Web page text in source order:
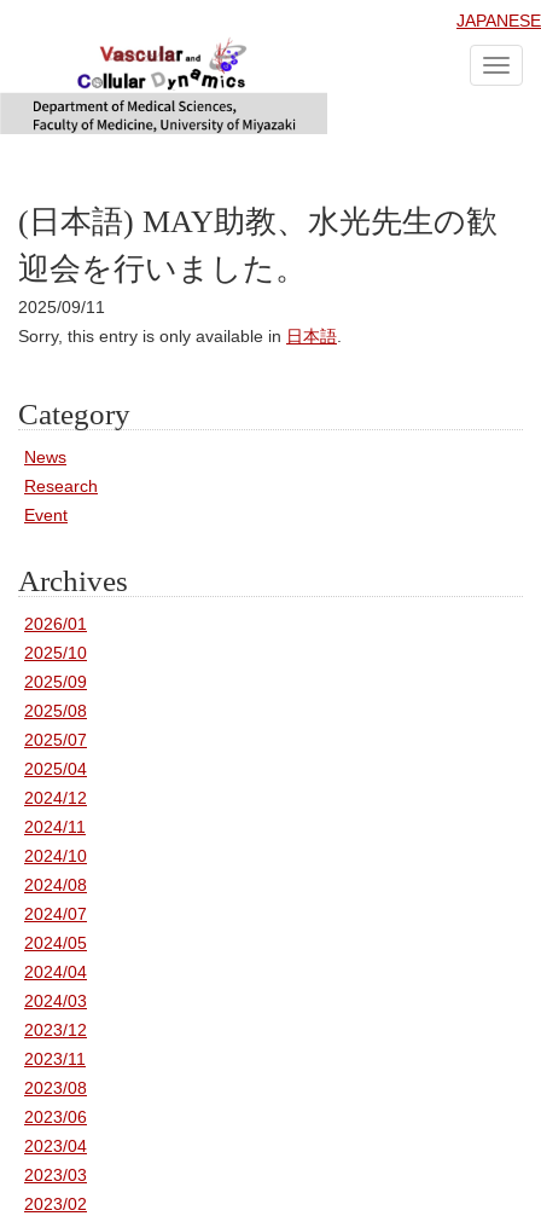
JAPANESE
(日本語) MAY助教、水光先生の歓
迎会を行いました。
2025/09/11
Sorry, this entry is only available in 日本語
Category
News
Research
Event
Archives
2026/01
2025/10
2025/09
2025/08
2025/07
2025/04
2024/12
2024/11
2024/10
2024/08
2024/07
2024/05
2024/04
2024/03
2023/12
2023/11
2023/08
2023/06
2023/04
2023/03
2023/02